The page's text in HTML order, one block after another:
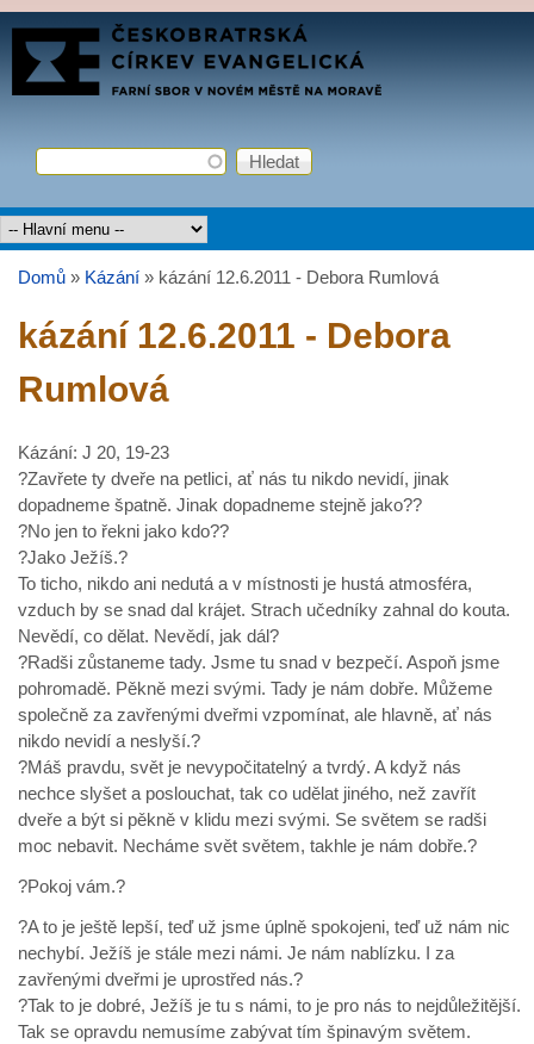
Přejít k hlavnímu obsahu
FARNÍ
SBOR
Vyhledávání
Hledat
Hlavní menu
Domů » Kázání » kázání 12.6.2011 - Debora Rumlová
kázání 12.6.2011 - Debora
Rumlová
Kázání: J 20, 19-23
?Zavřete ty dveře na petlici, ať nás tu nikdo nevidí, jinak
dopadneme špatně. Jinak dopadneme stejně jako??
?No jen to řekni jako kdo??
?Jako Ježíš.?
To ticho, nikdo ani nedutá a v místnosti je hustá atmosféra,
vzduch by se snad dal krájet. Strach učedníky zahnal do kouta.
Nevědí, co dělat. Nevědí, jak dál?
?Radši zůstaneme tady. Jsme tu snad v bezpečí. Aspoň jsme
pohromadě. Pěkně mezi svými. Tady je nám dobře. Můžeme
společně za zavřenými dveřmi vzpomínat, ale hlavně, ať nás
nikdo nevidí a neslyší.?
?Máš pravdu, svět je nevypočitatelný a tvrdý. A když nás
nechce slyšet a poslouchat, tak co udělat jiného, než zavřít
dveře a být si pěkně v klidu mezi svými. Se světem se radši
moc nebavit. Necháme svět světem, takhle je nám dobře.?
?Pokoj vám.?
?A to je ještě lepší, teď už jsme úplně spokojeni, teď už nám nic
nechybí. Ježíš je stále mezi námi. Je nám nablízku. I za
zavřenými dveřmi je uprostřed nás.?
?Tak to je dobré, Ježíš je tu s námi, to je pro nás to nejdůležitější.
Tak se opravdu nemusíme zabývat tím špinavým světem.